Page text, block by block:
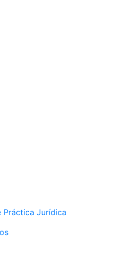
Práctica Jurídica